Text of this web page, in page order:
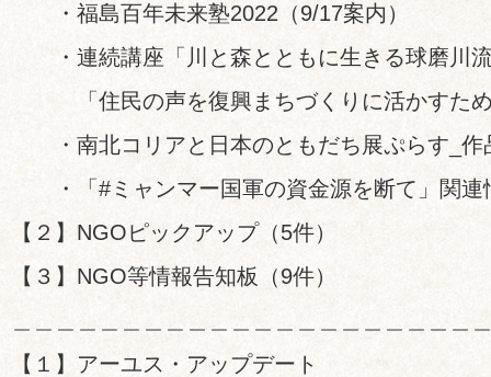
・福島百年未来塾2022（9/17案内）
・連続講座「川と森とともに生きる球磨川
「住民の声を復興まちづくりに活かすため
・南北コリアと日本のともだち展ぷらす_作
・「#ミャンマー国軍の資金源を断て」関連
【２】NGOピックアップ（5件）
【３】NGO等情報告知板（9件）
＿＿＿＿＿＿＿＿＿＿＿＿＿＿＿＿＿＿＿＿＿
【１】アーユス・アップデート